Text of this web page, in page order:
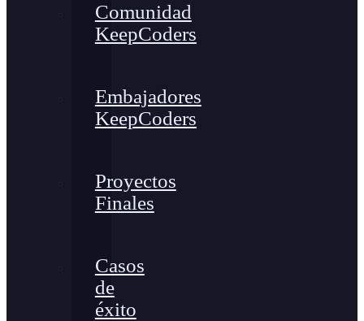
Comunidad
KeepCoders
Embajadores
KeepCoders
Proyectos
Finales
Casos
de
éxito